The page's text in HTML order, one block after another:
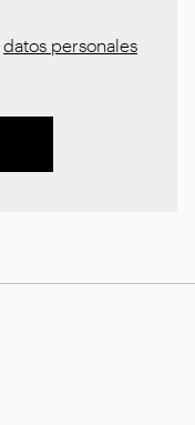
datos personales